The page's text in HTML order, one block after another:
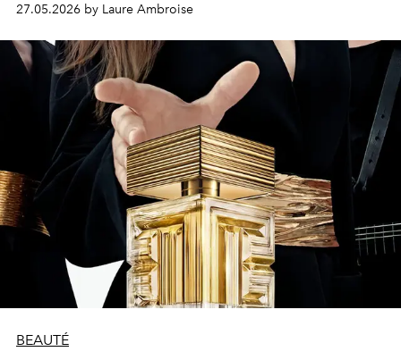
part entière : celle de la lumière travaillée, de la
transparence maîtrisée, du chic sans effort. Une
modernité olfactive qui se joue entre architecture et
instinct.
27.05.2026 by Laure Ambroise
BEAUTÉ